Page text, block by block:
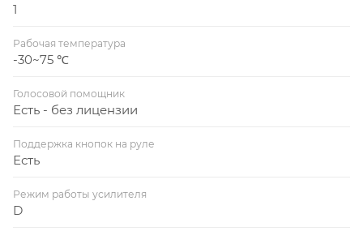
1
Рабочая температура
-30~75 ℃
Голосовой помощник
Есть - без лицензии
Поддержка кнопок на руле
Есть
Режим работы усилителя
D